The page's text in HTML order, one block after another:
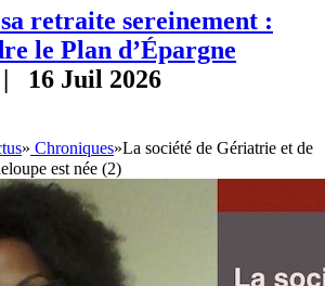
retraite sereinement :
le Plan d’Épargne
| 16 Juil 2026
» Chroniques»La société de Gériatrie et de
est née (2)